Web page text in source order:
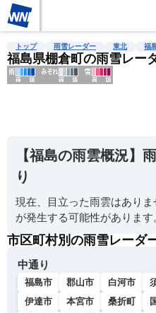
雨雲レーダー 台風情報 地震情
トップ 雨雪レーダー 東北 福
福島県棚倉町の雨雪レー
【福島の雨雲概況】
り
現在、目立った雨雲はあり
が発生する可能性があります
市区町村別の雨雪レーダ
中通り
福島市 郡山市 白河市
伊達市
本宮市 桑折町